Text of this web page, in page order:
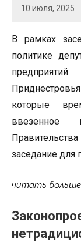
10 июля, 2025
В рамках
политике
которые
ввезенное
заседание для
читать больше